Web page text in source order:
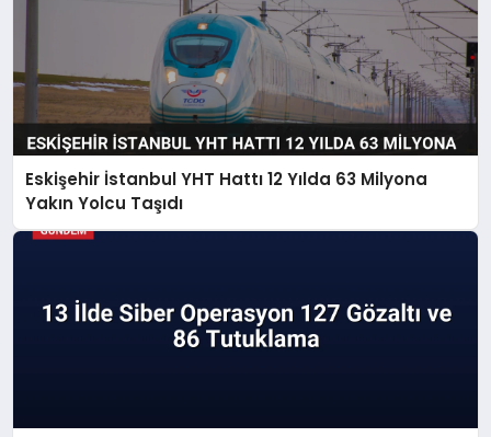
Eskişehir İstanbul YHT Hattı 12 Yılda 63 Milyona
Yakın Yolcu Taşıdı